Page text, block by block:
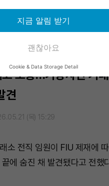
·소송…가상자산 거
견
(목) 15:29
소 전직 임원이 FIU 제재에
에 숨진 채 발견됐다고 전했
지금 알림 받기
괜찮아요
Cookie & Data Storage Detail